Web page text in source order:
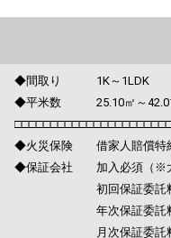
◆間取り 1K～1LDK
◆平米数 25.10㎡～
◆火災保険 借家人賠償特
◆保証会社 加入必須（※大
初回保証委託料/月額
年次保証委託料/0.8
月次保証委託料/月